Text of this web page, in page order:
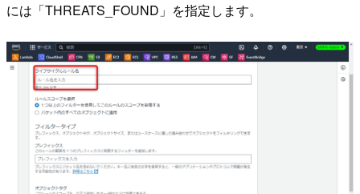
には「THREATS_FOUND」を指定します。